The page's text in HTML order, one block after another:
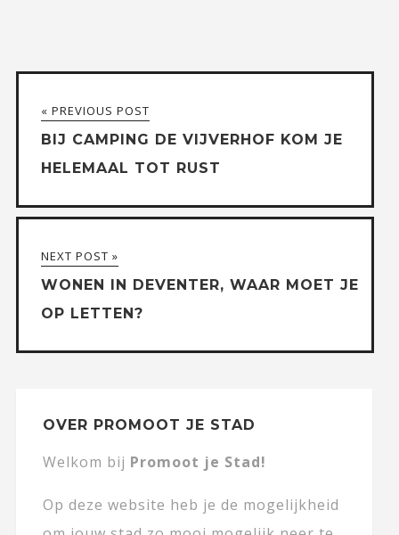
« PREVIOUS POST
BIJ CAMPING DE VIJVERHOF KOM JE
HELEMAAL TOT RUST
NEXT POST »
WONEN IN DEVENTER, WAAR MOET JE
OP LETTEN?
OVER PROMOOT JE STAD
Welkom bij Promoot je Stad!
Op deze website heb je de mogelijkheid